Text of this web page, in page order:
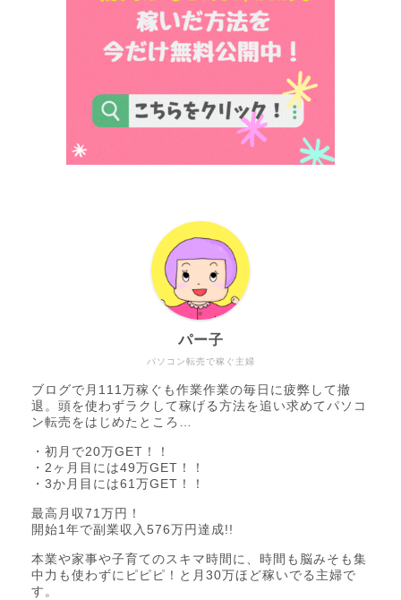
パソコン転売で稼ぐ主婦
パー子
ブログで月111万稼ぐも作業作業の毎日に疲弊して撤
退。頭を使わずラクして稼げる方法を追い求めてパソコ
ン転売をはじめたところ…
・初月で20万GET！！
・2ヶ月目には49万GET！！
・3か月目には61万GET！！
最高月収71万円！
開始1年で副業収入576万円達成!!
本業や家事や子育てのスキマ時間に、時間も脳みそも集
中力も使わずにピピピ！と月30万ほど稼いでる主婦で
す。